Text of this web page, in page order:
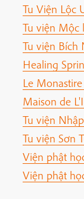
Tu Viện Lộc
Tu viện Mộc
Tu viện Bích
Healing
Le
Maison de
Tu viện
Tu viện Sơn
Viện phật
Viện phật